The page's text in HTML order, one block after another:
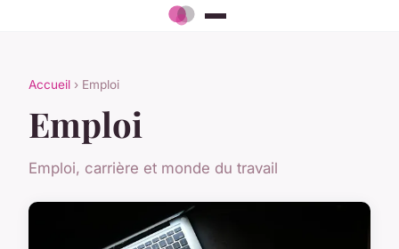
Accueil › Emploi
Emploi
Emploi, carrière et monde du travail